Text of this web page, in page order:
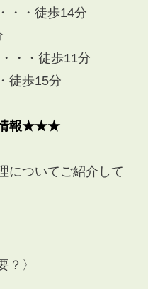
・・徒歩14分
・・徒歩11分
徒歩15分
情報★★★
についてご紹介して
？〉